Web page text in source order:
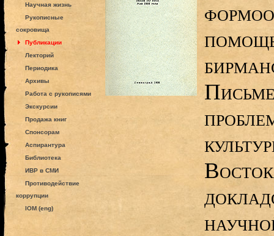
Научная жизнь
Рукописные
сокровища
Публикации
Лекторий
Периодика
Архивы
Работа с рукописями
Экскурсии
Продажа книг
Спонсорам
Аспирантура
Библиотека
ИВР в СМИ
Противодействие
коррупции
IOM (eng)